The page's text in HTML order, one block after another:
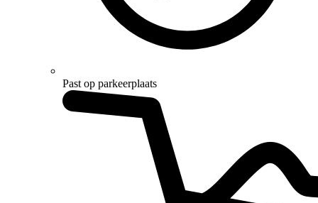
Past op parkeerplaats